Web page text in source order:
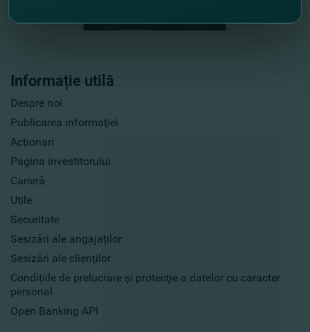
Informație utilă
Despre noi
Publicarea informaţiei
Acţionari
Pagina investitorului
Carieră
Utile
Securitate
Sesizări ale angajaților
Sesizări ale clienților
Condițiile de prelucrare și protecție a datelor cu caracter
personal
Open Banking API